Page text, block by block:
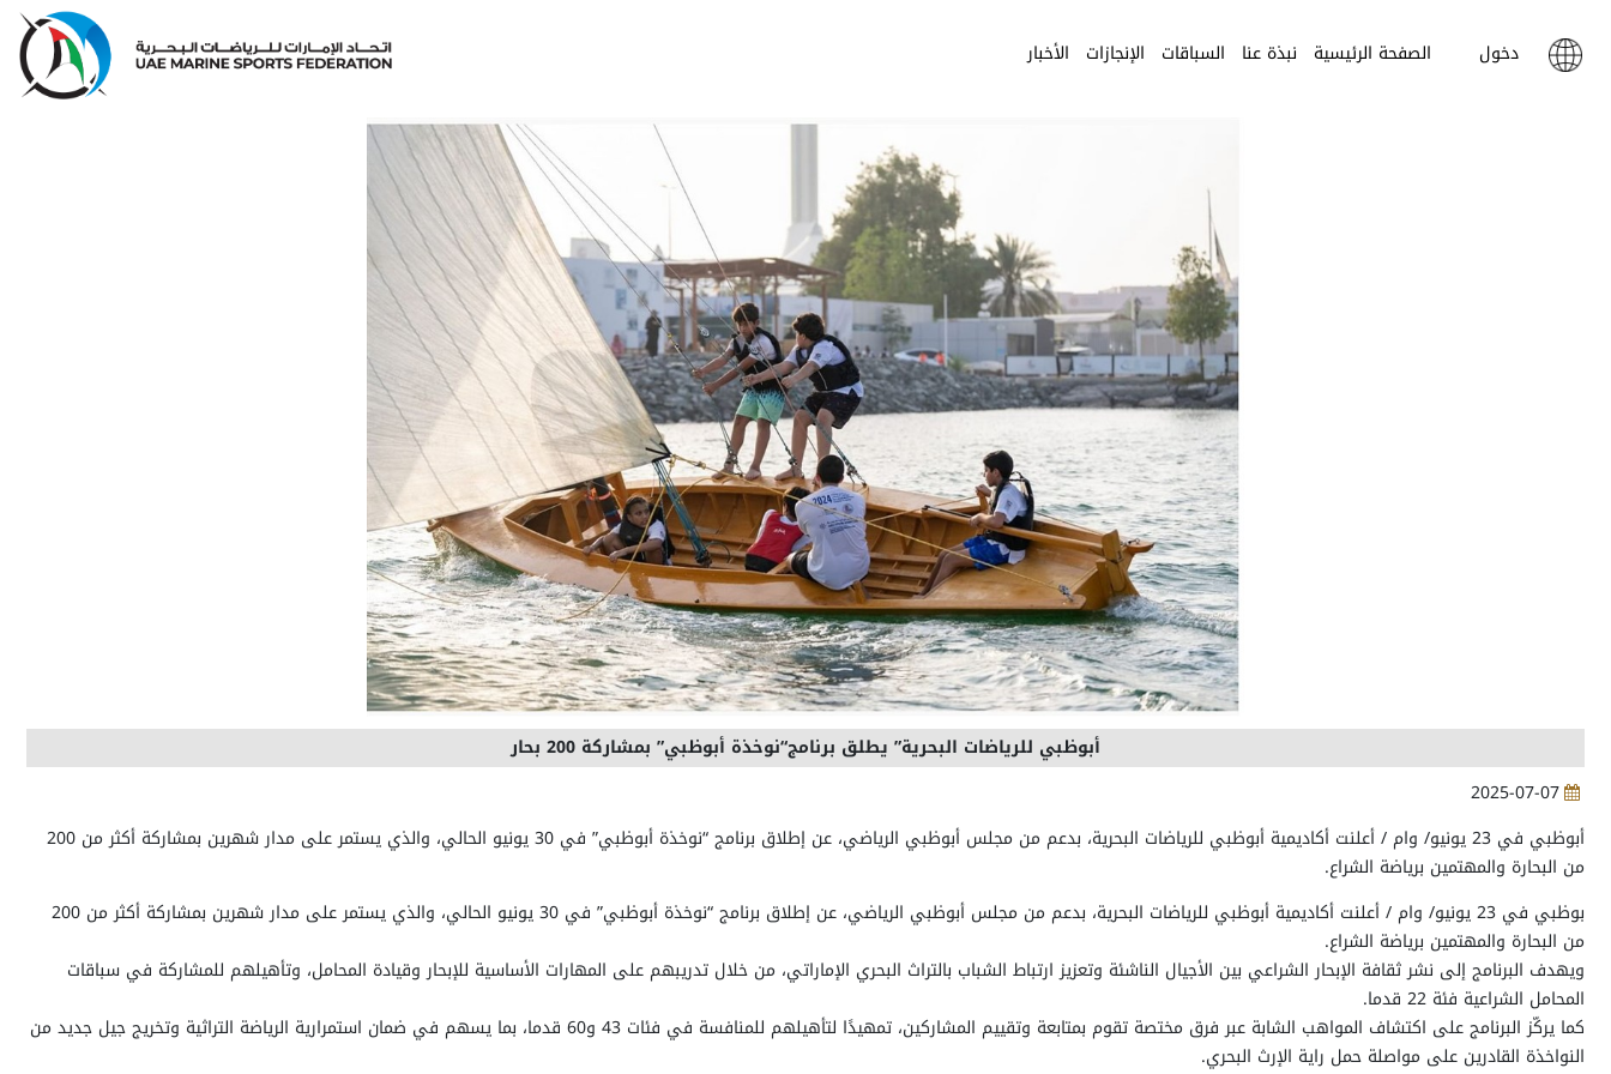
دخول الصفحة الرئيسية نبذة عنا السباقات الإنجازات الأخبار
أبوظبي للرياضات البحرية” يطلق برنامج“نوخذة أبوظبي” بمشاركة 200 بحار
2025-07-07
أبوظبي في 23 يونيو/ وام / أعلنت أكاديمية أبوظبي للرياضات البحرية، بدعم من مجلس أبوظبي الرياضي، عن إطلاق برنامج “نوخذة أبوظبي” في 30 يونيو الحالي، والذي يستمر على مدار شهرين بمشاركة أكثر من 200
من البحارة والمهتمين برياضة الشراع.
بوظبي في 23 يونيو/ وام / أعلنت أكاديمية أبوظبي للرياضات البحرية، بدعم من مجلس أبوظبي الرياضي، عن إطلاق برنامج “نوخذة أبوظبي” في 30 يونيو الحالي، والذي يستمر على مدار شهرين بمشاركة أكثر من 200
من البحارة والمهتمين برياضة الشراع.
ويهدف البرنامج إلى نشر ثقافة الإبحار الشراعي بين الأجيال الناشئة وتعزيز ارتباط الشباب بالتراث البحري الإماراتي، من خلال تدريبهم على المهارات الأساسية للإبحار وقيادة المحامل، وتأهيلهم للمشاركة في سباقات
المحامل الشراعية فئة 22 قدما.
كما يركّز البرنامج على اكتشاف المواهب الشابة عبر فرق مختصة تقوم بمتابعة وتقييم المشاركين، تمهيدًا لتأهيلهم للمنافسة في فئات 43 و60 قدما، بما يسهم في ضمان استمرارية الرياضة التراثية وتخريج جيل جديد من
النواخذة القادرين على مواصلة حمل راية الإرث البحري.